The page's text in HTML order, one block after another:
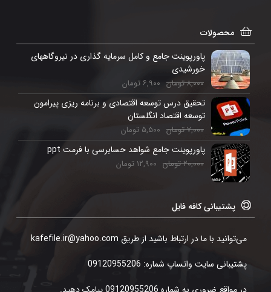
محصولات
پاورپوینت جامع و کامل سرمایه گذاری در نیروگاههای
خورشیدی
۸,۰۰۰تومان ۶,۹۰۰تومان
تحقیق درس توسعه اقتصادی و برنامه ریزی پیرامون
توسعه اقتصاد انگلستان
۷,۰۰۰تومان ۵,۵۰۰ تومان
پاورپوینت جامع شواهد حسابرسی با فرمت ppt
۲۰,۰۰۰تومان ۱۲,۹۰۰ تومان
پشتیبانی کافه فایل
می‌توانید با ما در ارتباط باشید از طریق kafefile.ir@yahoo.com
پشتیبانی سایت واتساپ شماره: 09120955206